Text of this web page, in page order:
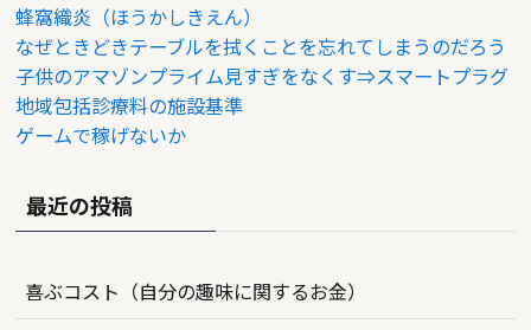
蜂窩織炎（ほうかしきえん）
なぜときどきテーブルを拭くことを忘れてしまうのだろう
子供のアマゾンプライム見すぎをなくす⇒スマートプラグ
地域包括診療料の施設基準
ゲームで稼げないか
最近の投稿
喜ぶコスト（自分の趣味に関するお金）